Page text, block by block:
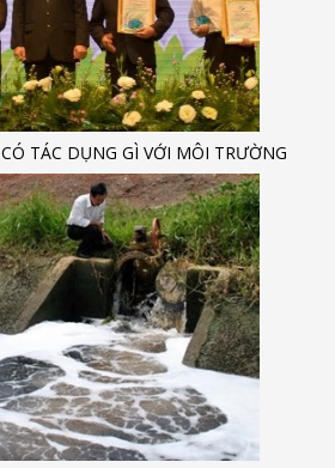
TÁC DỤNG GÌ VỚI MÔI TRƯỜNG